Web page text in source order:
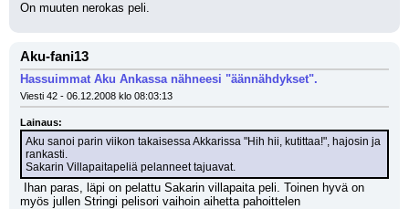
On muuten nerokas peli.
Aku-fani13
Hassuimmat Aku Ankassa nähneesi "äännähdykset".
Viesti 42 - 06.12.2008 klo 08:03:13
Lainaus:
Aku sanoi parin viikon takaisessa Akkarissa "Hih hii, kutittaa!", hajosin ja
rankasti.
Sakarin Villapaitapeliä pelanneet tajuavat.
myös jullen Stringi pelisori vaihoin aihetta pahoittelen